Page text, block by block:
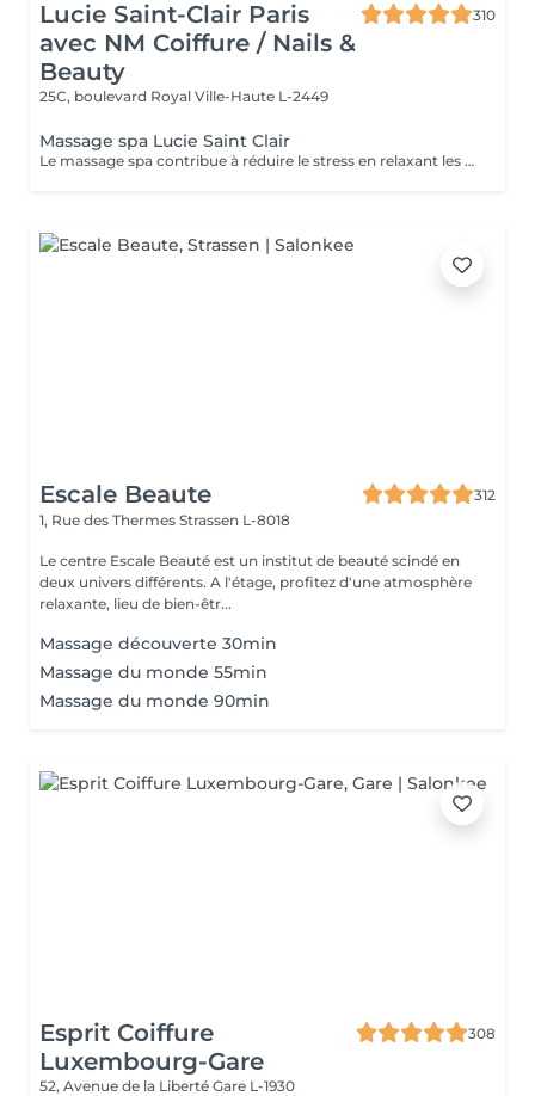
Lucie Saint-Clair Paris
avec NM Coiffure / Nails &
Beauty
310
25C, boulevard Royal Ville-Haute L-2449
Massage spa Lucie Saint Clair
Le massage spa contribue à réduire le stress en relaxant les muscles et en libérant vos endorphines .
Escale Beaute
312
1, Rue des Thermes Strassen L-8018
Le centre Escale Beauté est un institut de beauté scindé en
deux univers différents. A l'étage, profitez d'une atmosphère
relaxante, lieu de bien-êtr...
Massage découverte 30min
Massage du monde 55min
Massage du monde 90min
Esprit Coiffure
Luxembourg-Gare
308
52, Avenue de la Liberté Gare L-1930